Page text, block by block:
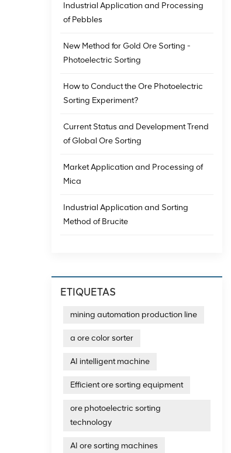
Industrial Application and Processing
of Pebbles
New Method for Gold Ore Sorting -
Photoelectric Sorting
How to Conduct the Ore Photoelectric
Sorting Experiment?
Current Status and Development Trend
of Global Ore Sorting
Market Application and Processing of
Mica
Industrial Application and Sorting
Method of Brucite
ETIQUETAS
mining automation production line
a ore color sorter
AI intelligent machine
Efficient ore sorting equipment
ore photoelectric sorting
technology
AI ore sorting machines